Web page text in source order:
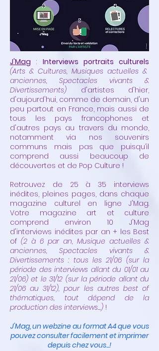
J'Mag : Interviews portraits culturels
(Arts & Cultures, Musiques actuelles &
anciennes, Spectacles vivants &
Divertissements) d'artistes d'hier,
d'aujourd'hui, comme de demain, d'un
peu partout en France, mais aussi de
tous les pays francophones et
d'autres pays au travers du monde,
notamment via nos souvenirs
communs mais pas que puisqu’il
comprend aussi beaucoup de
découvertes et de Pop Culture !
Retrouvez de 25 à 35 interviews
inédites, pleines pages, dans chaque
magazine culturel en ligne J'Mag.
Votre magazine art et culture
comprend environ 10 J'Mag
d'interviews inédites par an + les Best
of (2 à 6 par an, Musique actuelles &
anciennes, Spectacles vivants &
Divertissements : tous les 21/06 (sur la
période des interviews allant du 01/01 au
21/06) et le 31/12 (sur la période allant du
21/06 au 31/12), pour les autres best of
thématiques, tout dépend de la
production des interviews...) !
J'Mag, un webzine au format A4 que vous
pouvez consulter facilement et imprimer
depuis chez vous...!